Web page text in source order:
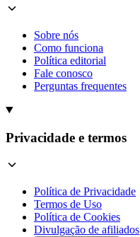
Sobre nós
Como funciona
Política editorial
Fale conosco
Perguntas frequentes
Privacidade e termos
Política de Privacidade
Termos de Uso
Política de Cookies
Divulgação de afiliados